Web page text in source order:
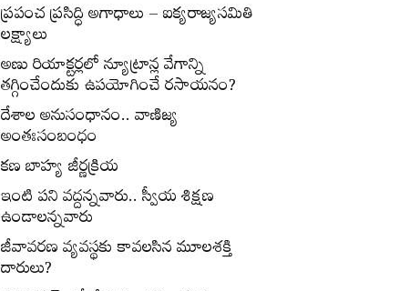
ప్రపంచ ప్రసిద్ధి అగాధాలు – ఐక్యరాజ్యసమితి
లక్ష్యాలు
అణు రియాక్టర్లలో న్యూట్రాన్ల వేగాన్ని
తగ్గించేందుకు ఉపయోగించే రసాయనం?
దేశాల అనుసంధానం.. వాణిజ్య
అంతఃసంబంధం
కణ బాహ్య జీర్ణక్రియ
ఇంటి పని వద్దన్నవారు.. స్వీయ శిక్షణ
ఉండాలన్నవారు
జీవావరణ వ్యవస్థకు కావలసిన మూలశక్తి
దారులు?